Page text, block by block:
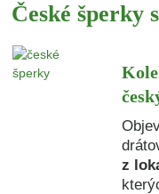
České šperky
z